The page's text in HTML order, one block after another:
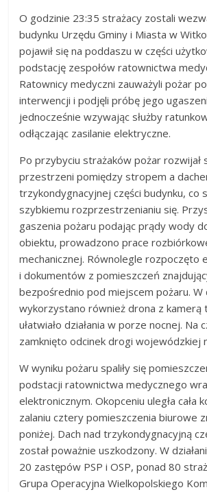
O godzinie 23:35 strażacy zostali
budynku Urzędu Gminy i Miasta w
pojawił się na poddaszu w części
podstację zespołów ratownictwa
Ratownicy medyczni zauważyli pożar
interwencji i podjęli próbę jego
jednocześnie wzywając służby
odłączając zasilanie elektryczne.
Po przybyciu strażaków pożar rozwijał
przestrzeni pomiędzy stropem a
trzykondygnacyjnej części budynku, co
szybkiemu rozprzestrzenianiu się.
gaszenia pożaru podając prądy wody
obiektu, prowadzono prace
mechanicznej. Równolegle rozpoczęto
i dokumentów z pomieszczeń
bezpośrednio pod miejscem pożaru. W
wykorzystano również drona z kamerą
ułatwiało działania w porze nocnej. Na
zamknięto odcinek drogi wojewódzkiej
W wyniku pożaru spaliły się
podstacji ratownictwa medycznego
elektronicznym. Okopceniu uległa cała
zalaniu cztery pomieszczenia biurowe
poniżej. Dach nad trzykondygnacyjną
został poważnie uszkodzony. W
20 zastępów PSP i OSP, ponad 80
Grupa Operacyjna Wielkopolskiego